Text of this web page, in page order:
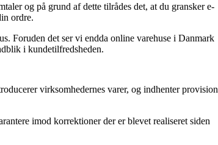
og på grund af dette tilrådes det, at du gransker e-
ordre.
Foruden det ser vi endda online varehuse i Danmark
i kundetilfredsheden.
virksomhedernes varer, og indhenter provision
imod korrektioner der er blevet realiseret siden